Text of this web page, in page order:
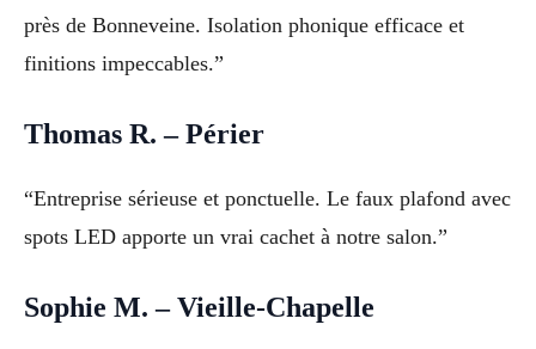
près de Bonneveine. Isolation phonique efficace et
finitions impeccables.”
Thomas R. – Périer
“Entreprise sérieuse et ponctuelle. Le faux plafond avec
spots LED apporte un vrai cachet à notre salon.”
Sophie M. – Vieille-Chapelle